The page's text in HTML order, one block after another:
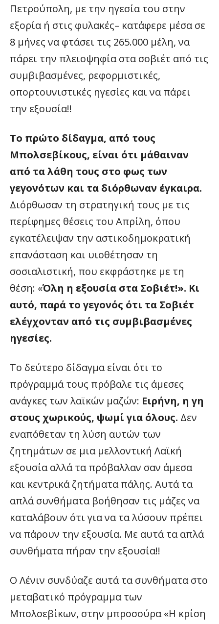
Πετρούπολη, με την ηγεσία του στην
εξορία ή στις φυλακές– κατάφερε μέσα σε
8 μήνες να φτάσει τις 265.000 μέλη, να
πάρει την πλειοψηφία στα σοβιέτ από τις
συμβιβασμένες, ρεφορμιστικές,
οπορτουνιστικές ηγεσίες και να πάρει
την εξουσία!!
Το πρώτο δίδαγμα, από τους
Μπολσεβίκους, είναι ότι μάθαιναν
από τα λάθη τους στο φως των
γεγονότων και τα διόρθωναν έγκαιρα.
Διόρθωσαν τη στρατηγική τους με τις
περίφημες θέσεις του Απρίλη, όπου
εγκατέλειψαν την αστικοδημοκρατική
επανάσταση και υιοθέτησαν τη
σοσιαλιστική, που εκφράστηκε με τη
θέση: «Όλη η εξουσία στα Σοβιέτ!». Κι
αυτό, παρά το γεγονός ότι τα Σοβιέτ
ελέγχονταν από τις συμβιβασμένες
ηγεσίες.
Το δεύτερο δίδαγμα είναι ότι το
πρόγραμμά τους πρόβαλε τις άμεσες
ανάγκες των λαϊκών μαζών: Ειρήνη, η γη
στους χωρικούς, ψωμί για όλους. Δεν
εναπόθεταν τη λύση αυτών των
ζητημάτων σε μια μελλοντική Λαϊκή
εξουσία αλλά τα πρόβαλλαν σαν άμεσα
και κεντρικά ζητήματα πάλης. Αυτά τα
απλά συνθήματα βοήθησαν τις μάζες να
καταλάβουν ότι για να τα λύσουν πρέπει
να πάρουν την εξουσία. Με αυτά τα απλά
συνθήματα πήραν την εξουσία!!
Ο Λένιν συνδύαζε αυτά τα συνθήματα στο
μεταβατικό πρόγραμμα των
Μπολσεβίκων, στην μπροσούρα «Η κρίση